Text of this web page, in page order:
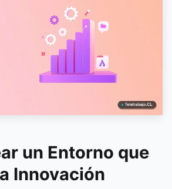
un Entorno que
Innovación